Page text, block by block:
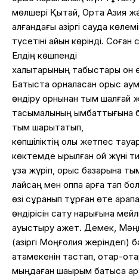
мөлшері Қытай, Орта Азия
алғандағы қазіргі сауда
түсетіні айқын көрінді.
Елдің көшпенді
халықтарының табыстары он
Батыста орналасқан орыс
өндіру орнынан тым шалғай
тасымалының қымбаттығына
тым шарықтатып,
көпшіліктің қолы жетпес
көктемде қырқылған қой жүні
ұзақ жүріп, орыс базарына
лайсаң мен оппа қарға тап
өзі сұранып тұрған өте
өндірісін сату нарығына
ауыстыру қажет. Демек,
(қазіргі Моңғолия жеріндегі)
атамекенін тастап, отар-
мыңдаған шақырым батысқа